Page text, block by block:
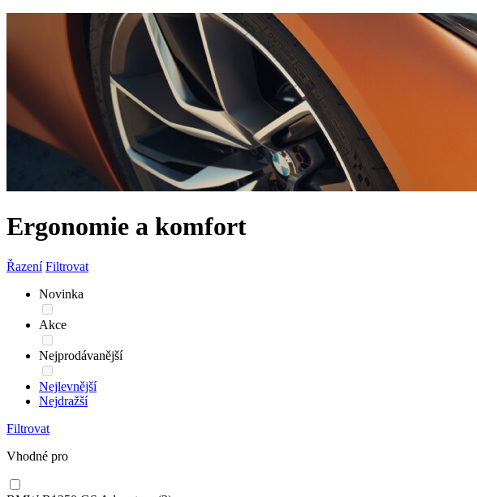
Ergonomie a komfort
Řazení Filtrovat
Novinka
Akce
Nejprodávanější
Nejlevnější
Nejdražší
Filtrovat
Vhodné pro